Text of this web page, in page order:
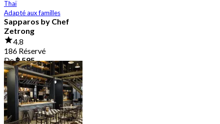
Thaï
Adapté aux familles
Sapparos by Chef
Zetrong
4.8
186 Réservé
De฿ 595